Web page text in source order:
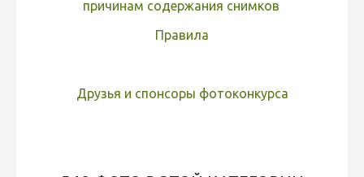
причинам содержания снимков
Правила
Друзья и спонсоры фотоконкурса